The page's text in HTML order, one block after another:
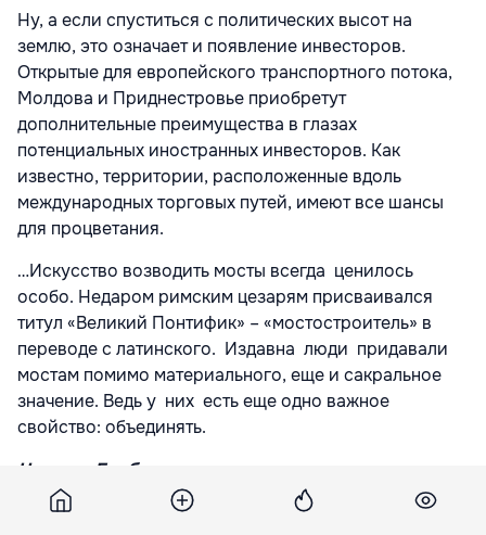
Ну, а если спуститься с политических высот на
землю, это означает и появление инвесторов.
Открытые для европейского транспортного потока,
Молдова и Приднестровье приобретут
дополнительные преимущества в глазах
потенциальных иностранных инвесторов. Как
известно, территории, расположенные вдоль
международных торговых путей, имеют все шансы
для процветания.
…Искусство возводить мосты всегда ценилось
особо. Недаром римским цезарям присваивался
титул «Великий Понтифик» – «мостостроитель» в
переводе с латинского. Издавна люди придавали
мостам помимо материального, еще и сакральное
значение. Ведь у них есть еще одно важное
свойство: объединять.
Наталия Барбиер